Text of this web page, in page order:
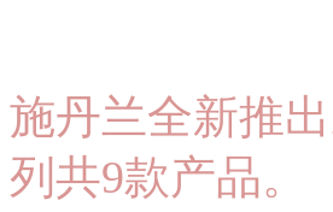
施丹兰全新推
列共9款产品。